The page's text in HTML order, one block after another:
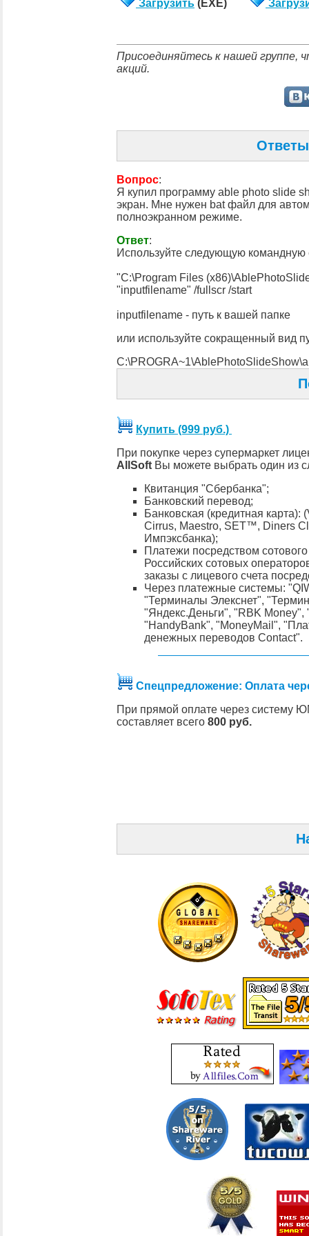
Загрузить (EXE)
Присоединяйтесь к нашей группе,
акций.
Вопрос:
Я купил программу able photo slide
экран. Мне нужен bat файл для
полноэкранном режиме.
Ответ:
Используйте следующую командную
"C:\Program Files
"inputfilename" /fullscr /start
inputfilename - путь к вашей папке
или используйте сокращенный вид
Купить (999 руб.)
При покупке через супермаркет
AllSoft Вы можете выбрать один из
Квитанция "Сбербанка";
Банковский перевод;
Банковская (кредитная
Cirrus, Maestro, SET™, Diners
Импэксбанка);
Платежи посредством
Российских сотовых
заказы с лицевого счета
Через платежные системы:
"Терминалы Элекснет",
"Яндекс.Деньги", "RBK
"HandyBank", "MoneyMail",
денежных переводов Contact".
Спецпредложение: Оплата
При прямой оплате через систему
составляет всего 800 руб.